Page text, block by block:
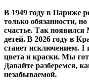
В 1949 году в Париже
только обязанности,
счастье. Так
детей. В 2026 году в
станет исключением.
цвета и краски. Мы
Давайте разберемся,
незабываемой.